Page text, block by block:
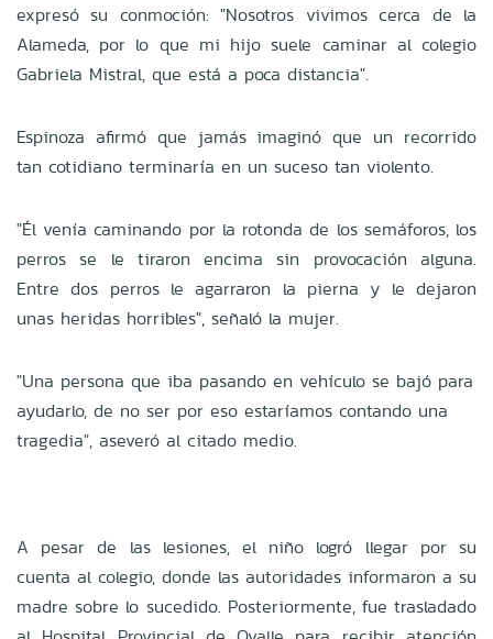
expresó su conmoción: "Nosotros vivimos cerca de la
Alameda, por lo que mi hijo suele caminar al colegio
Gabriela Mistral, que está a poca distancia".
Espinoza afirmó que jamás imaginó que un recorrido
tan cotidiano terminaría en un suceso tan violento.
"Él venía caminando por la rotonda de los semáforos, los
perros se le tiraron encima sin provocación alguna.
Entre dos perros le agarraron la pierna y le dejaron
unas heridas horribles", señaló la mujer.
"Una persona que iba pasando en vehículo se bajó para
ayudarlo, de no ser por eso estaríamos contando una
tragedia", aseveró al citado medio.
A pesar de las lesiones, el niño logró llegar por su
cuenta al colegio, donde las autoridades informaron a su
madre sobre lo sucedido. Posteriormente, fue trasladado